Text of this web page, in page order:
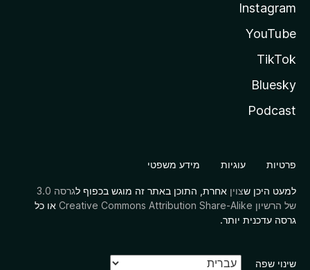
Instagram
YouTube
TikTok
Bluesky
Podcast
פרטיות עוגיות מידע משפטי
למעט היכן שצוין אחרת, התוכן באתר זה מוגש בכפוף ל
גרסה 3.0
של הרשיון Creative Commons Attribution Share-Alike
או כל
גרסה עדכנית יותר.
שינוי שפה